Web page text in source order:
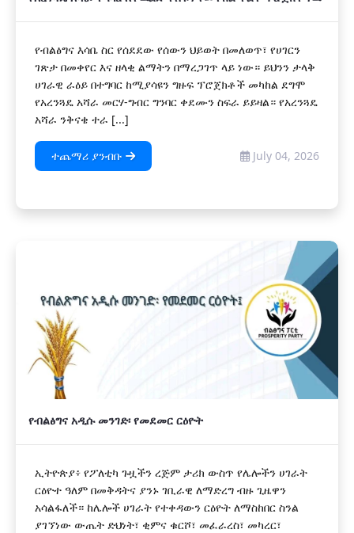
የብልፅግና እሳቤ ስር የሰደደው የሰውን ህይወት በመለወጥ፣ የሀገርን
ገጽታ በመቀየር እና ዘላቂ ልማትን በማረጋገጥ ላይ ነው። ይህንን ታላቅ
ሀገራዊ ራዕይ በተግባር ከሚያሳዩን ግዙፍ ፕሮጀክቶች መካከል ደግሞ
የአረንጓዴ አሻራ መርሃ-ግብር ግንባር ቀደሙን ስፍራ ይይዛል። የአረንጓዴ
አሻራ ንቅናቄ ተራ [...]
ተጨማሪ ያንብቡ July 04, 2026
የብልፅግና አዲሱ መንገድ፡ የመደመር ርዕዮት
ኢትዮጵያ፥ የፖለቲካ ጉዟችን ረጅም ታሪክ ውስጥ የሌሎችን ሀገራት
ርዕዮተ ዓለም በመቅዳትና ያንኑ ገቢራዊ ለማድረግ ብዙ ጊዜዋን
አሳልፋለች። ከሌሎች ሀገራት የተቀዳውን ርዕዮት ለማስከበር ስንል
ያገኘነው ውጤት ድህነት፣ ቂምና ቁርሾ፣ መፈራረስ፣ መካረር፣